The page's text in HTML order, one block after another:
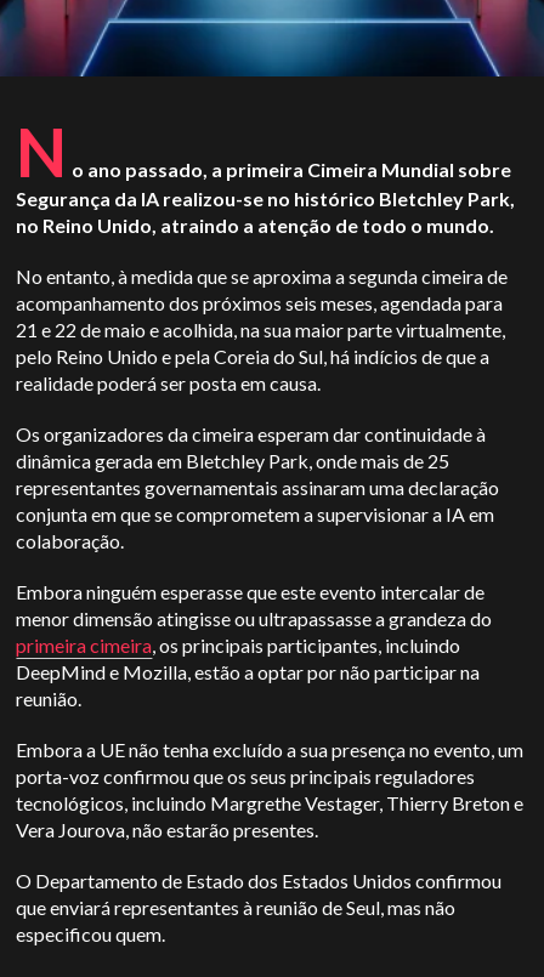
N o ano passado, a primeira Cimeira Mundial sobre
Segurança da IA realizou-se no histórico Bletchley Park,
no Reino Unido, atraindo a atenção de todo o mundo.
No entanto, à medida que se aproxima a segunda cimeira de
acompanhamento dos próximos seis meses, agendada para
21 e 22 de maio e acolhida, na sua maior parte virtualmente,
pelo Reino Unido e pela Coreia do Sul, há indícios de que a
realidade poderá ser posta em causa.
Os organizadores da cimeira esperam dar continuidade à
dinâmica gerada em Bletchley Park, onde mais de 25
representantes governamentais assinaram uma declaração
conjunta em que se comprometem a supervisionar a IA em
colaboração.
Embora ninguém esperasse que este evento intercalar de
menor dimensão atingisse ou ultrapassasse a grandeza do
primeira cimeira, os principais participantes, incluindo
DeepMinde Mozilla, estão a optar por não participar na
reunião.
Embora a UE não tenha excluído a sua presença no evento, um
porta-voz confirmou que os seus principais reguladores
tecnológicos, incluindo Margrethe Vestager, Thierry Breton e
Vera Jourova, não estarão presentes.
O Departamento de Estado dos Estados Unidos confirmou
que enviará representantes à reunião de Seul, mas não
especificou quem.